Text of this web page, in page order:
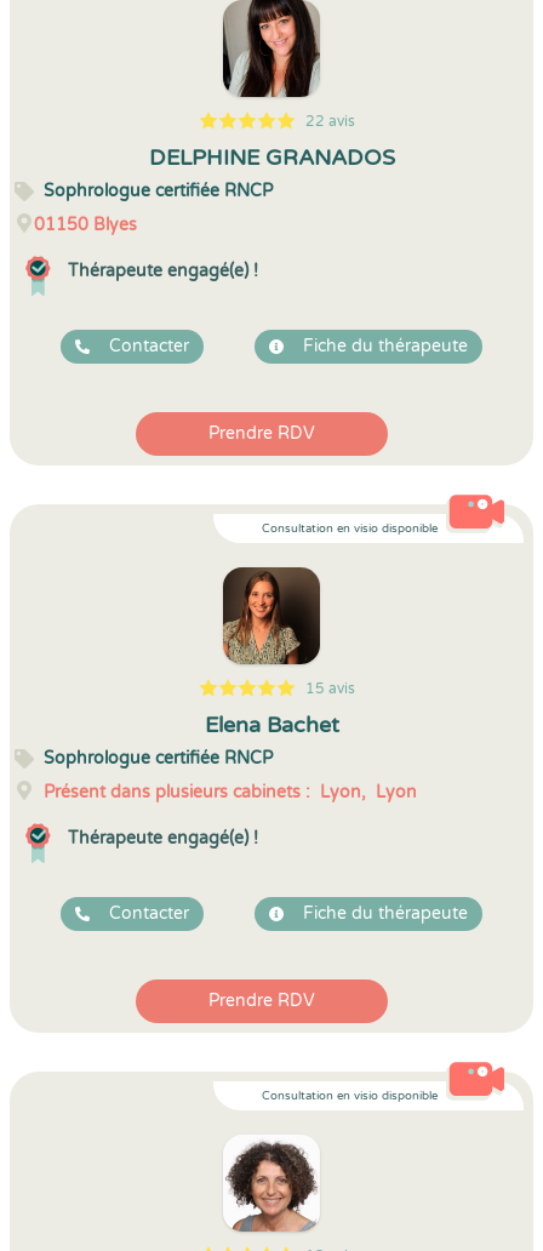
5
1
5
22 22 avis
DELPHINE GRANADOS
Sophrologue certifiée RNCP
01150 Blyes
Thérapeute engagé(e) !
Contacter Fiche du thérapeute
Prendre RDV
Consultation en visio disponible
5
1
5
15 15 avis
Elena Bachet
Sophrologue certifiée RNCP
Présent dans plusieurs cabinets : Lyon, Lyon
Thérapeute engagé(e) !
Contacter Fiche du thérapeute
Prendre RDV
Consultation en visio disponible